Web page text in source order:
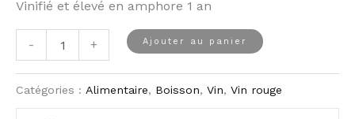
Vinifié et élevé en amphore 1 an
- + Ajouter au panier
Catégories : Alimentaire, Boisson, Vin, Vin rouge